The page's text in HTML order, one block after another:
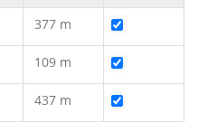
377 m
109 m
437 m